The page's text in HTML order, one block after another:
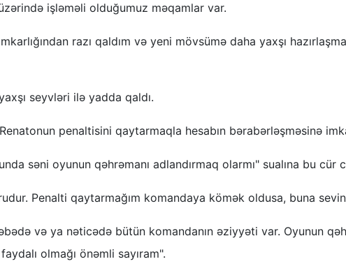
işləməli olduğumuz məqamlar var.
razı qaldım və yeni mövsümə daha yaxşı
seyvləri ilə yadda qaldı.
penaltisini qaytarmaqla hesabın bərabərləşməsinə
səni oyunun qəhrəmanı adlandırmaq olarmı" sualına bu cür
Penalti qaytarmağım komandaya kömək oldusa, buna
və ya nəticədə bütün komandanın əziyyəti var. Oyunun
olmağı önəmli sayıram".